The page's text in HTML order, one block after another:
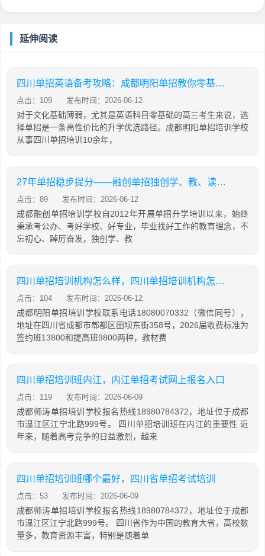
延伸阅读
四川单招英语备考攻略：成都明阳单招教你零基础也能有效提分
点击：109 发布时间：2026-06-12
对于文化基础薄弱，尤其是英语科目零基础的高三考生来说，选
择单招是一条高性价比的升学优选路径。成都明阳单招培训学校
从事四川单招培训10余年，
27年单招稳步提分——融创单招独创学、教、读、背、练、考六位一体教学模式
点击：89 发布时间：2026-06-12
成都融创单招培训学校自2012年开展单招升学培训以来，始终
秉承考公办、考好学校、好专业，毕业找好工作的教育理念，不
忘初心、踔厉奋发，独创学、教
四川单招培训机构怎么样，四川单招培训机构怎么样知乎
点击：104 发布时间：2026-06-12
成都明阳单招培训学校联系电话18080070332（微信同号），
地址在四川省成都市郫都区田坝东街358号，2026届收费标准为
签约班13800和提高班9800两种，教材费
四川单招培训班内江，内江单招考试网上报名入口
点击：119 发布时间：2026-06-09
成都师涛单招培训学校报名热线18980784372，地址位于成都
市温江区江宁北路999号。 四川单招培训班在内江的重要性 近
年来，随着高考竞争的日益激烈，越来
四川单招培训班哪个最好，四川省单招考试培训
点击：53 发布时间：2026-06-09
成都师涛单招培训学校报名热线18980784372，地址位于成都
市温江区江宁北路999号。 四川省作为中国的教育大省，高校数
量多，教育资源丰富，特别是随着单